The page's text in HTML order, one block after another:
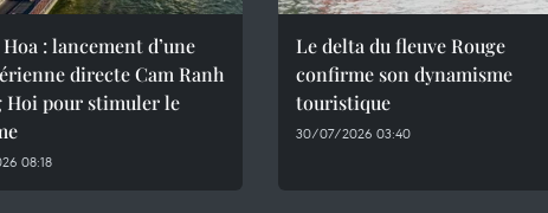
: lancement d’une
directe Cam Ranh
Hoi pour stimuler le
08:18
Le delta du fleuve Rouge
confirme son dynamisme
touristique
30/07/2026 03:40